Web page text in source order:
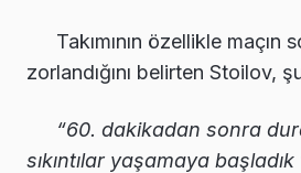
Takımının özellikle maçın
zorlandığını belirten Stoilov,
“60. dakikadan sonra
sıkıntılar yaşamaya